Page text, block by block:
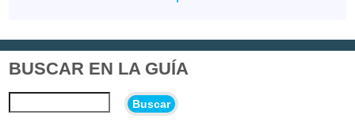
BUSCAR EN LA GUÍA
Buscar